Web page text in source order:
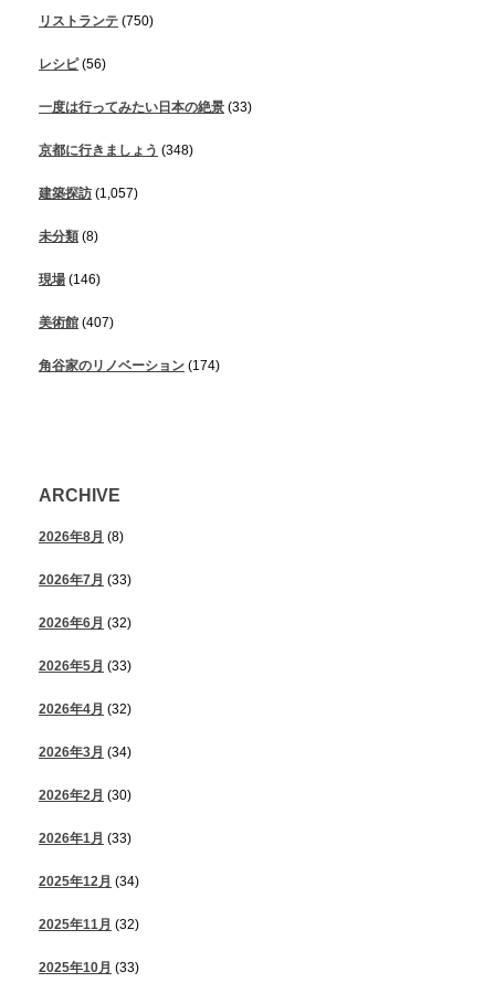
リストランテ (750)
レシピ(56)
一度は行ってみたい日本の絶景 (33)
京都に行きましょう (348)
建築探訪 (1,057)
未分類 (8)
現場 (146)
美術館 (407)
角谷家のリノベーション (174)
ARCHIVE
2026年8月 (8)
2026年7月 (33)
2026年6月 (32)
2026年5月 (33)
2026年4月 (32)
2026年3月 (34)
2026年2月 (30)
2026年1月 (33)
2025年12月 (34)
2025年11月 (32)
2025年10月 (33)